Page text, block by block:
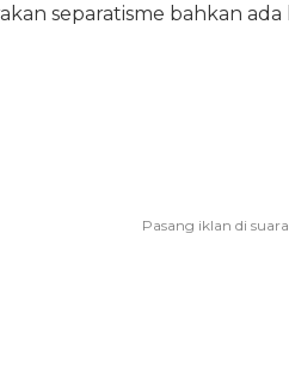
separatisme bahkan